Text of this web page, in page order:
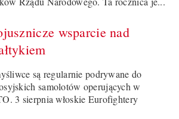
wsparcie nad
są regularnie podrywane do
samolotów operujących w
3 sierpnia włoskie Eurofightery